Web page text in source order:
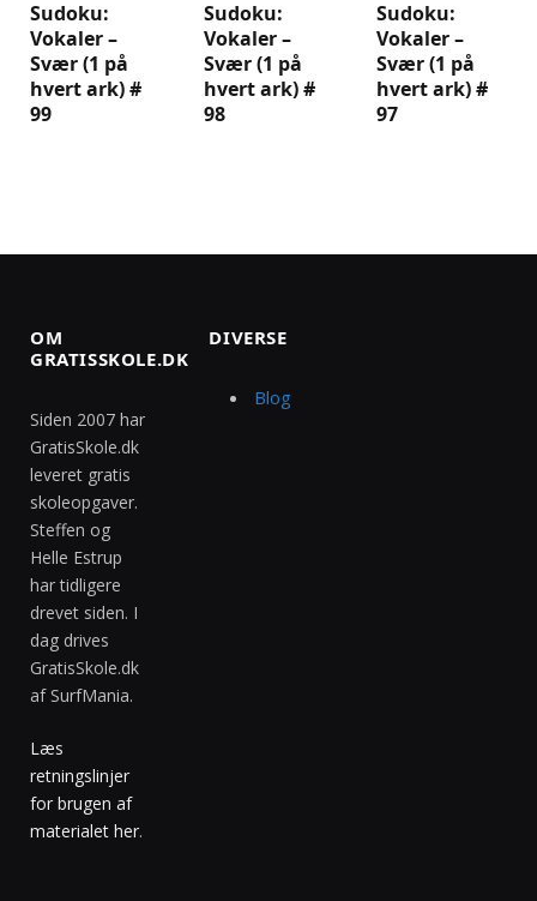
Sudoku:
Vokaler –
Svær (1 på
hvert ark) #
99
Sudoku:
Vokaler –
Svær (1 på
hvert ark) #
98
Sudoku:
Vokaler –
Svær (1 på
hvert ark) #
97
OM
GRATISSKOLE.DK
Siden 2007 har
GratisSkole.dk
leveret gratis
skoleopgaver.
Steffen og
Helle Estrup
har tidligere
drevet siden. I
dag drives
GratisSkole.dk
af SurfMania.
Læs
retningslinjer
for brugen af
materialet her.
DIVERSE
Blog